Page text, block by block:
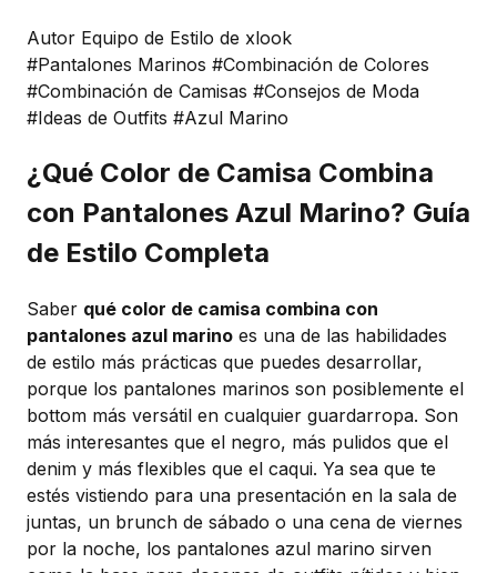
Autor Equipo de Estilo de xlook
#Pantalones Marinos #Combinación de Colores
#Combinación de Camisas #Consejos de Moda
#Ideas de Outfits #Azul Marino
¿Qué Color de Camisa Combina
con Pantalones Azul Marino? Guía
de Estilo Completa
Saber qué color de camisa combina con
pantalones azul marino es una de las habilidades
de estilo más prácticas que puedes desarrollar,
porque los pantalones marinos son posiblemente el
bottom más versátil en cualquier guardarropa. Son
más interesantes que el negro, más pulidos que el
denim y más flexibles que el caqui. Ya sea que te
estés vistiendo para una presentación en la sala de
juntas, un brunch de sábado o una cena de viernes
por la noche, los pantalones azul marino sirven